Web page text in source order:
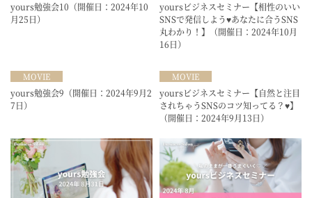
yours勉強会10（開催日：2024年10
月25日）
yoursビジネスセミナー【相性のいい
SNSで発信しよう♥あなたに合うSNS
丸わかり！】（開催日：2024年10月
16日）
MOVIE
yours勉強会9（開催日：2024年9月2
7日）
MOVIE
yoursビジネスセミナー【自然と注目
されちゃうSNSのコツ知ってる？♥】
（開催日：2024年9月13日）